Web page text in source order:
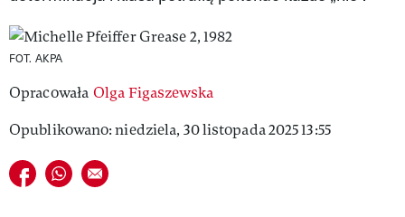
FOT. AKPA
Opracowała Olga Figaszewska
Opublikowano: niedziela, 30 listopada 2025 13:55
Udostępnij na facebook
Udostępnij na whatsapp
E-mail do przyjaciela